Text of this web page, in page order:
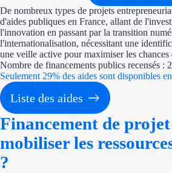
De nombreux types de projets
d'aides publiques en France, allant de
l'innovation en passant par la transition
l'internationalisation, nécessitant une
une veille active pour maximiser les chances
Nombre de financements publics recensés :
Seulement 29% des aides sont disponibles
Liste des aides
Financement de
mobiliser les
?